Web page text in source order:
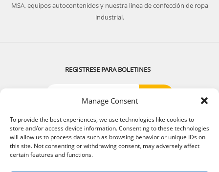
Manage Consent
To provide the best experiences, we use technologies like cookies to
store and/or access device information. Consenting to these technologies
will allow us to process data such as browsing behavior or unique IDs on
this site. Not consenting or withdrawing consent, may adversely affect
certain features and functions.
MSA, equipos autocontenidos y nuestra línea de confección de ropa
industrial.
REGISTRESE PARA BOLETINES
SIGUENOS: